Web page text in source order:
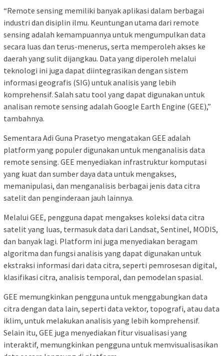
“Remote sensing memiliki banyak aplikasi dalam berbagai
industri dan disiplin ilmu. Keuntungan utama dari remote
sensing adalah kemampuannya untuk mengumpulkan data
secara luas dan terus-menerus, serta memperoleh akses ke
daerah yang sulit dijangkau. Data yang diperoleh melalui
teknologi ini juga dapat diintegrasikan dengan sistem
informasi geografis (SIG) untuk analisis yang lebih
komprehensif. Salah satu tool yang dapat digunakan untuk
analisan remote sensing adalah Google Earth Engine (GEE),”
tambahnya.
Sementara Adi Guna Prasetyo mengatakan GEE adalah
platform yang populer digunakan untuk menganalisis data
remote sensing. GEE menyediakan infrastruktur komputasi
yang kuat dan sumber daya data untuk mengakses,
memanipulasi, dan menganalisis berbagai jenis data citra
satelit dan penginderaan jauh lainnya.
Melalui GEE, pengguna dapat mengakses koleksi data citra
satelit yang luas, termasuk data dari Landsat, Sentinel, MODIS,
dan banyak lagi. Platform ini juga menyediakan beragam
algoritma dan fungsi analisis yang dapat digunakan untuk
ekstraksi informasi dari data citra, seperti pemrosesan digital,
klasifikasi citra, analisis temporal, dan pemodelan spasial.
GEE memungkinkan pengguna untuk menggabungkan data
citra dengan data lain, seperti data vektor, topografi, atau data
iklim, untuk melakukan analisis yang lebih komprehensif.
Selain itu, GEE juga menyediakan fitur visualisasi yang
interaktif, memungkinkan pengguna untuk memvisualisasikan